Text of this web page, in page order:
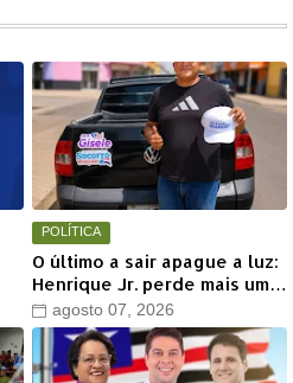
POLÍTICA
O último a sair apague a luz:
Henrique Jr. perde mais um
aliado em Timon
agosto 07, 2026